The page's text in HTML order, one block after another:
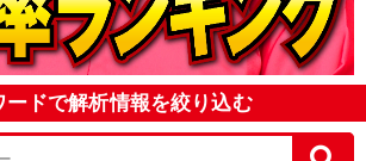
ードで解析情報を絞り込む